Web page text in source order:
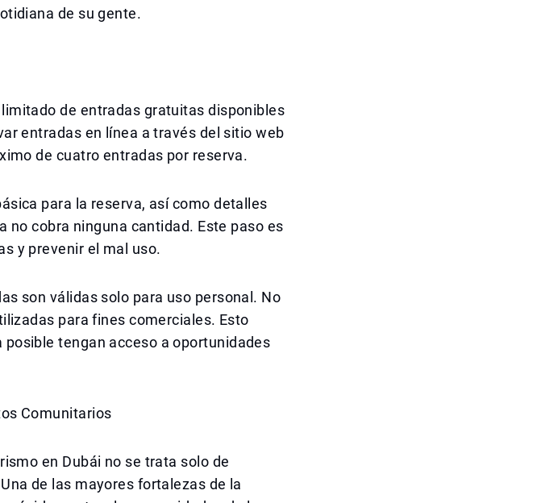
de su gente.
de entradas gratuitas disponibles
entradas en línea a través del sitio web
de cuatro entradas por reserva.
para la reserva, así como detalles
no cobra ninguna cantidad. Este paso es
y prevenir el mal uso.
son válidas solo para uso personal. No
para fines comerciales. Esto
tengan acceso a oportunidades
Comunitarios
en Dubái no se trata solo de
de las mayores fortalezas de la